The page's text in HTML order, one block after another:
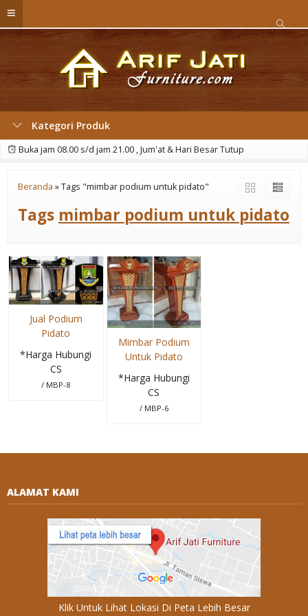
Kategori Produk
Buka jam 08.00 s/d jam 21.00 , Jum'at & Hari Besar Tutup
Beranda »Tags "mimbar podium untuk pidato"
Tags mimbar podium untuk pidato
Jual Podium
Pidato
*Harga Hubungi
CS
/ MBP-8
Mimbar Podium
Untuk Pidato
*Harga Hubungi
CS
/ MBP-6
ALAMAT KAMI
Klik Untuk Lihat Lokasi Di Peta Lebih Besar